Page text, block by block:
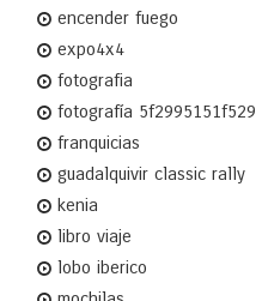
encender fuego
expo4x4
fotografia
fotografía 5f2995151f529
franquicias
guadalquivir classic rally
kenia
libro viaje
lobo iberico